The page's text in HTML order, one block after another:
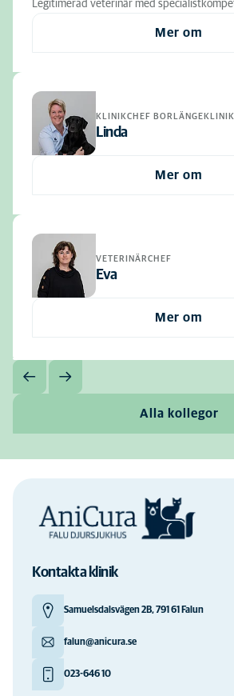
Legitimerad veterinär med
Mer om
KLINIKCHEF
Linda
Mer om
VETERINÄRCHEF
Eva
Mer om
Alla kollegor
Kontakta klinik
Samuelsdalsvägen 2B, 791 61 Falun
falun@anicura.se
023-646 10